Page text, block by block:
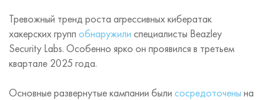
Тревожный тренд роста агрессивных кибератак
хакерских групп обнаружили специалисты Beazley
Security Labs. Особенно ярко он проявился в третьем
квартале 2025 года.
Основные развернутые кампании были сосредоточены на